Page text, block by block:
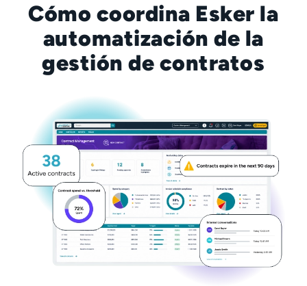
Cómo coordina Esker la
automatización de la
gestión de contratos